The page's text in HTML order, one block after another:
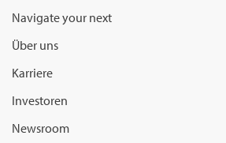
Navigate your next
Über uns
Karriere
Investoren
Newsroom